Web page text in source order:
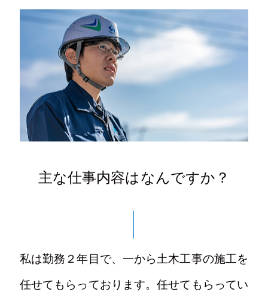
主な仕事内容はなんですか？
私は勤務２年目で、一から土木工事の施工を
任せてもらっております。任せてもらってい